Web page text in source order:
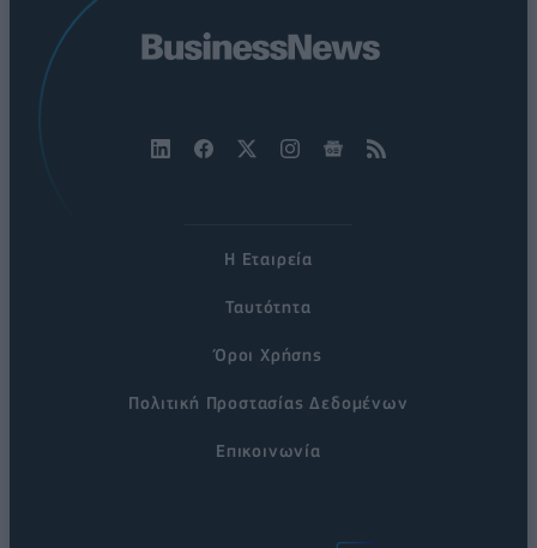
Η Εταιρεία
Ταυτότητα
Όροι Χρήσης
Πολιτική Προστασίας Δεδομένων
Επικοινωνία